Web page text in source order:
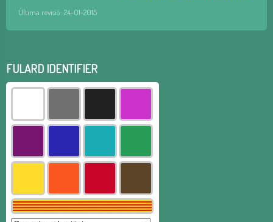
Última revisió: 24-01-2015
FULARD IDENTIFIER